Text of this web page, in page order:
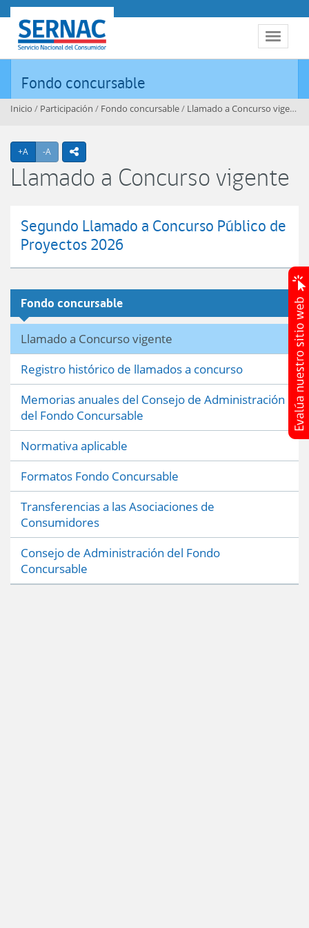
Contenido principal
Toggle
SERNAC
Fondo concursable
Inicio / Participación / Fondo concursable/ Llamado a Concurso vigente
+A Agrandar texto
-A Achicar textoicono compartir
Llamado a Concurso vigente
Segundo Llamado a Concurso Público de
Proyectos 2026
Fondo concursable
Llamado a Concurso vigente
Registro histórico de llamados a concurso
Memorias anuales del Consejo de Administración
del Fondo Concursable
Normativa aplicable
Formatos Fondo Concursable
Transferencias a las Asociaciones de
Consumidores
Consejo de Administración del Fondo
Concursable